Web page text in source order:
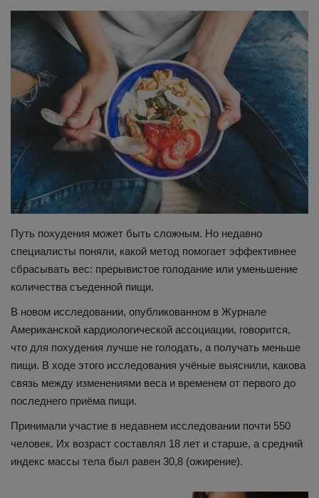
Здоровье
Наука и открытия
Путь похудения может быть сложным. Но недавно
специалисты поняли, какой метод помогает эффективнее
сбрасывать вес: прерывистое голодание или уменьшение
количества съеденной пищи.
В новом исследовании, опубликованном в Журнале
Американской кардиологической ассоциации, говорится,
что для похудения лучше не голодать, а получать меньше
пищи. В ходе этого исследования учёные выяснили, какова
связь между изменениями веса и временем от первого до
последнего приёма пищи.
Принимали участие в недавнем исследовании почти 550
человек. Их возраст составлял 18 лет и старше, а средний
индекс массы тела был равен 30,8 (ожирение).